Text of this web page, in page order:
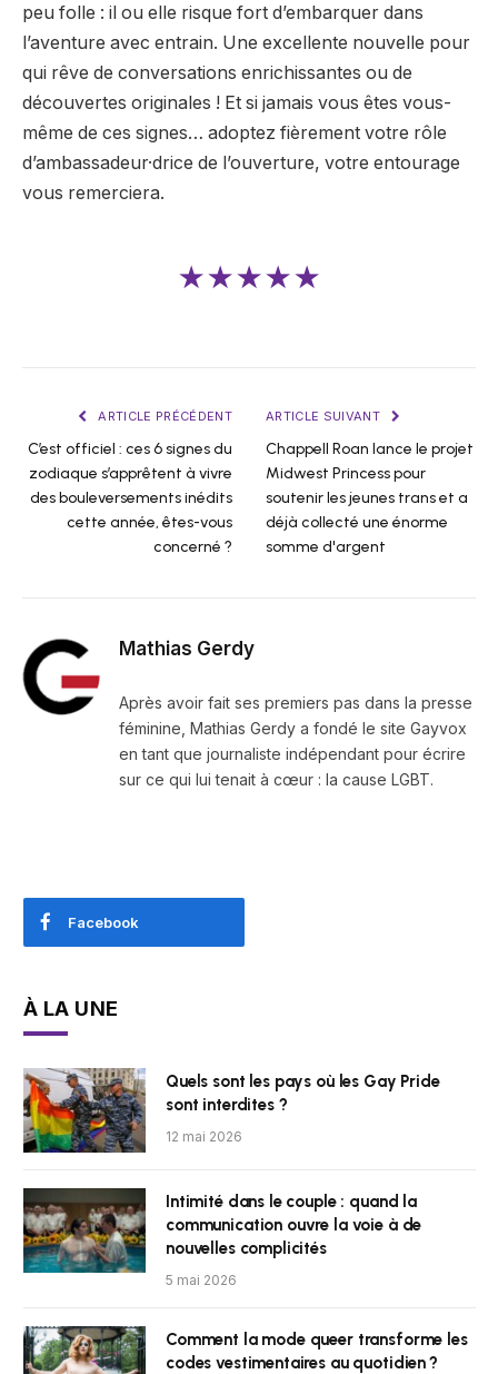
peu folle : il ou elle risque fort d’embarquer dans
l’aventure avec entrain. Une excellente nouvelle pour
qui rêve de conversations enrichissantes ou de
découvertes originales ! Et si jamais vous êtes vous-
même de ces signes… adoptez fièrement votre rôle
d’ambassadeur·drice de l’ouverture, votre entourage
vous remerciera.
★★★★★
ARTICLE PRÉCÉDENT
C’est officiel : ces 6 signes du
zodiaque s’apprêtent à vivre
des bouleversements inédits
cette année, êtes-vous
concerné ?
ARTICLE SUIVANT
Chappell Roan lance le projet
Midwest Princess pour
soutenir les jeunes trans et a
déjà collecté une énorme
somme d'argent
Mathias Gerdy
Après avoir fait ses premiers pas dans la presse
féminine, Mathias Gerdy a fondé le site Gayvox
en tant que journaliste indépendant pour écrire
sur ce qui lui tenait à cœur : la cause LGBT.
Facebook
À LA UNE
Quels sont les pays où les Gay Pride
sont interdites ?
12 mai 2026
Intimité dans le couple : quand la
communication ouvre la voie à de
nouvelles complicités
5 mai 2026
Comment la mode queer transforme les
codes vestimentaires au quotidien ?